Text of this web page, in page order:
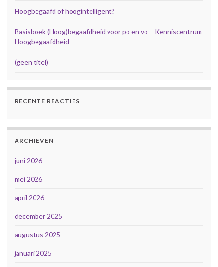
Hoogbegaafd of hoogintelligent?
Basisboek (Hoog)begaafdheid voor po en vo – Kenniscentrum
Hoogbegaafdheid
(geen titel)
RECENTE REACTIES
ARCHIEVEN
juni 2026
mei 2026
april 2026
december 2025
augustus 2025
januari 2025